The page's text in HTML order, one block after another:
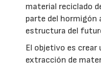
material reciclado
parte del hormigón
estructura del
El objetivo es crear
extracción de